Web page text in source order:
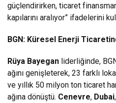
güçlendirirken, ticaret
kapılarını aralıyor” ifadelerini
BGN: Küresel Enerji
Rüya Bayegan liderliğinde,
ağını genişleterek, 23 farklı
ve yıllık 50 milyon ton ticaret
ağına dönüştü. Cenevre, Dubai,